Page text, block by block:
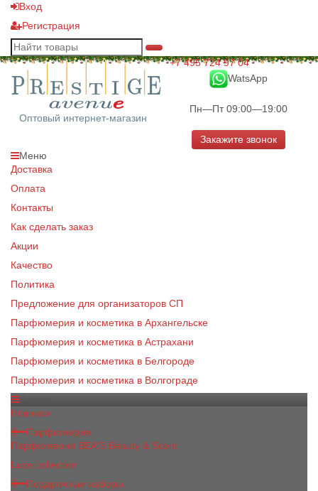
Вход
Регистрация
Оптовый интернет-магазин
+7 495 724 97 04
WatsApp
Пн—Пт 09:00—19:00
Закажите звонок
Меню
Доставка
Оплата
Контакты
Как сделать заказ
Акции
Качество
Политика
Предложение для организаторов СП
Парфюмерия и косметика в Архангельске
Парфюмерия и косметика в Астрахани
Парфюмерия и косметика в Белгороде
Парфюмерия и косметика в Волгограде
Новинки
Парфюмерия
Парфюмерия BEA'S Beauty & Scent
Luxe collection
Подарочные наборы